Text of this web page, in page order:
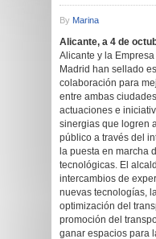
By Marina
Alicante, a 4 de
Alicante y la
Madrid han sellado
colaboración para
entre ambas
actuaciones e
sinergias que logren
público a través del
la puesta en marcha
tecnológicas. El
intercambios de
nuevas tecnologías,
optimización del
promoción del
ganar espacios para